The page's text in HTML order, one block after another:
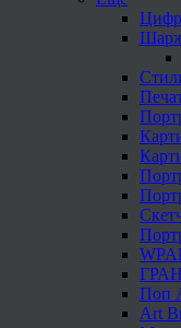
Поп
Art